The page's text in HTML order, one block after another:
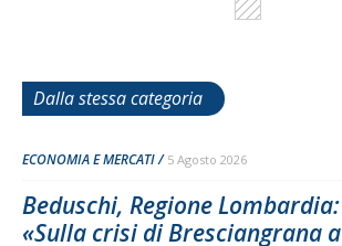
Dalla stessa categoria
ECONOMIA E MERCATI 5 Agosto 2026
Beduschi, Regione Lombardia:
«Sulla crisi di Bresciangrana a